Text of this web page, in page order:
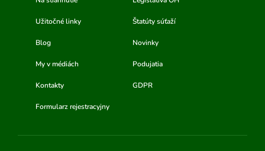
Užitočné linky Štatúty súťaží
Blog Novinky
My v médiách Podujatia
Kontakty GDPR
Formularz rejestracyjny